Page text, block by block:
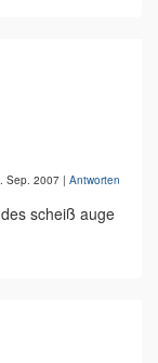
Sep. 2007 | Antworten
scheiß auge